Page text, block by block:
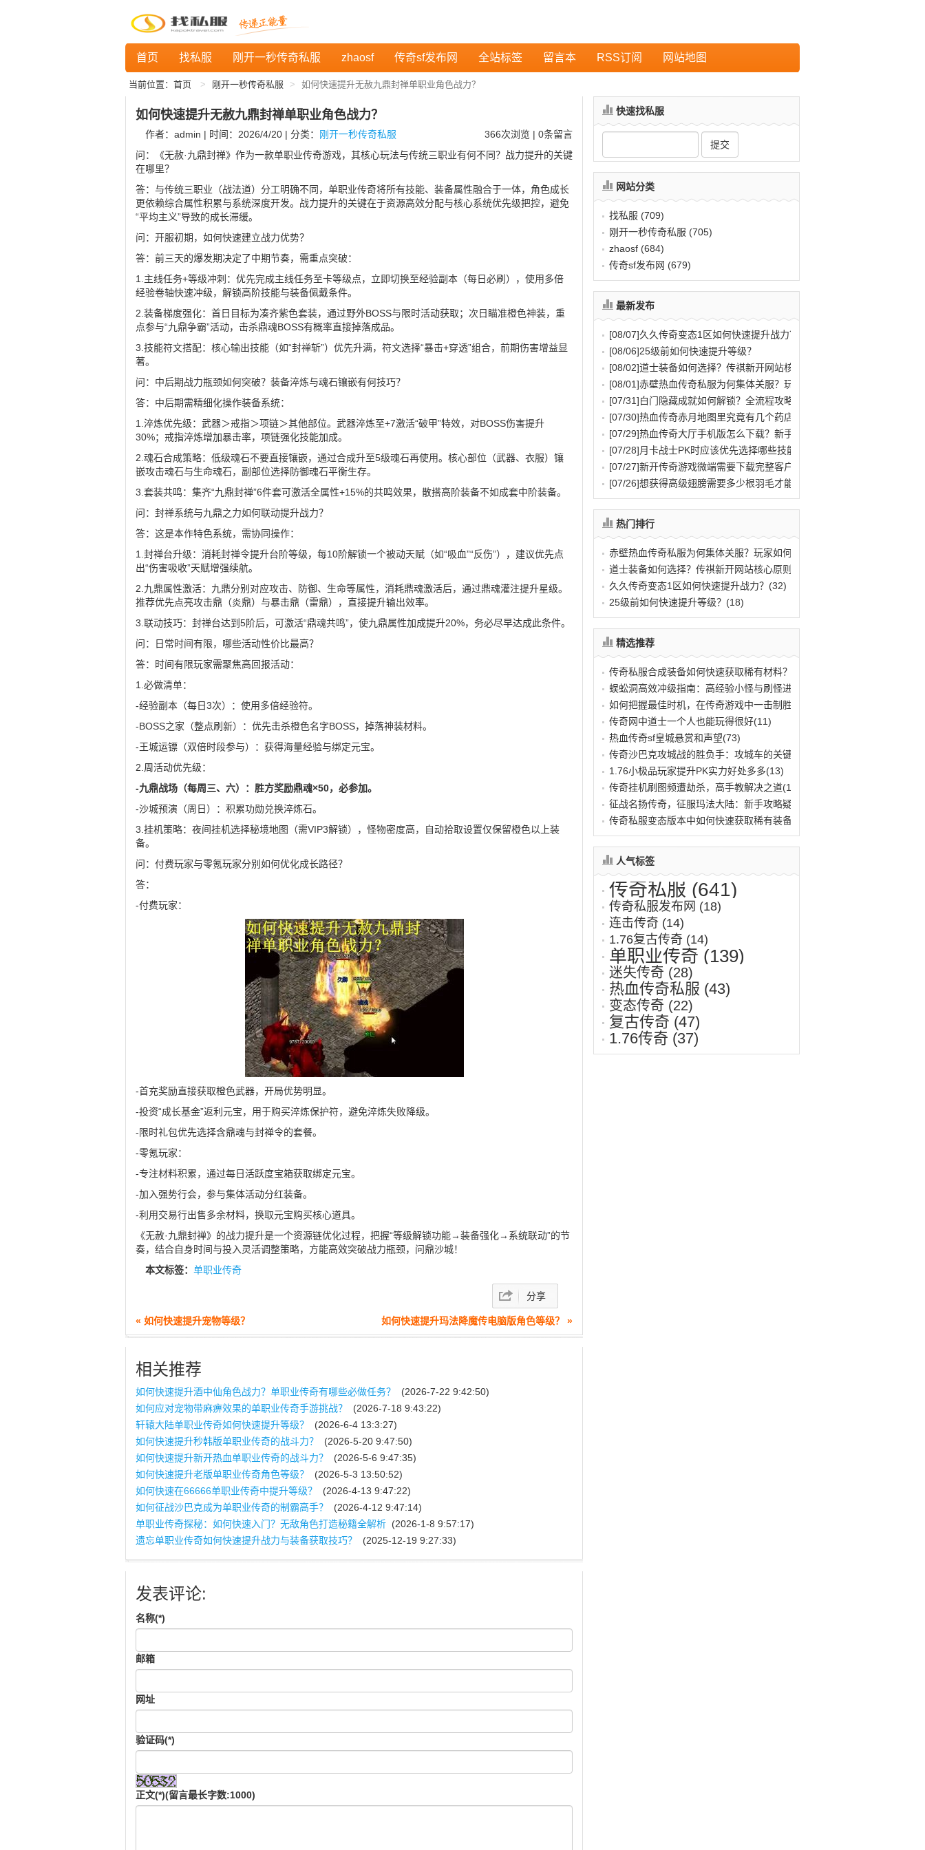
首页 找私服 刚开一秒传奇私服 zhaosf 传奇sf发布网 全站标签 留言本 RSS订阅 网站地图
当前位置： 首页 刚开一秒传奇私服 如何快速提升无赦九鼎封禅单职业角色战力？
如何快速提升无赦九鼎封禅单职业角色战力？
作者：admin | 时间：2026/4/20 | 分类： 刚开一秒传奇私服 366次浏览 | 0条留言
问：《无赦·九鼎封禅》作为一款单职业传奇游戏，其核心玩法与传统三职业有何不同？战力提升的关键
在哪里？
答：与传统三职业（战法道）分工明确不同，单职业传奇将所有技能、装备属性融合于一体，角色成长
更依赖综合属性积累与系统深度开发。战力提升的关键在于资源高效分配与核心系统优先级把控，避免
“平均主义”导致的成长滞缓。
问：开服初期，如何快速建立战力优势？
答：前三天的爆发期决定了中期节奏，需重点突破：
1.主线任务+等级冲刺：优先完成主线任务至卡等级点，立即切换至经验副本（每日必刷），使用多倍
经验卷轴快速冲级，解锁高阶技能与装备佩戴条件。
2.装备梯度强化：首日目标为凑齐紫色套装，通过野外BOSS与限时活动获取；次日瞄准橙色神装，重
点参与“九鼎争霸”活动，击杀鼎魂BOSS有概率直接掉落成品。
3.技能符文搭配：核心输出技能（如“封禅斩”）优先升满，符文选择“暴击+穿透”组合，前期伤害增益显
著。
问：中后期战力瓶颈如何突破？装备淬炼与魂石镶嵌有何技巧？
答：中后期需精细化操作装备系统：
1.淬炼优先级：武器＞戒指＞项链＞其他部位。武器淬炼至+7激活“破甲”特效，对BOSS伤害提升
30%；戒指淬炼增加暴击率，项链强化技能加成。
2.魂石合成策略：低级魂石不要直接镶嵌，通过合成升至5级魂石再使用。核心部位（武器、衣服）镶
嵌攻击魂石与生命魂石，副部位选择防御魂石平衡生存。
3.套装共鸣：集齐“九鼎封禅”6件套可激活全属性+15%的共鸣效果，散搭高阶装备不如成套中阶装备。
问：封禅系统与九鼎之力如何联动提升战力？
答：这是本作特色系统，需协同操作：
1.封禅台升级：消耗封禅令提升台阶等级，每10阶解锁一个被动天赋（如“吸血”“反伤”），建议优先点
出“伤害吸收”天赋增强续航。
2.九鼎属性激活：九鼎分别对应攻击、防御、生命等属性，消耗鼎魂激活后，通过鼎魂灌注提升星级。
推荐优先点亮攻击鼎（炎鼎）与暴击鼎（雷鼎），直接提升输出效率。
3.联动技巧：封禅台达到5阶后，可激活“鼎魂共鸣”，使九鼎属性加成提升20%，务必尽早达成此条件。
问：日常时间有限，哪些活动性价比最高？
答：时间有限玩家需聚焦高回报活动：
1.必做清单：
-经验副本（每日3次）：使用多倍经验符。
-BOSS之家（整点刷新）：优先击杀橙色名字BOSS，掉落神装材料。
-王城运镖（双倍时段参与）：获得海量经验与绑定元宝。
2.周活动优先级：
-九鼎战场（每周三、六）：胜方奖励鼎魂×50，必参加。
-沙城预演（周日）：积累功勋兑换淬炼石。
3.挂机策略：夜间挂机选择秘境地图（需VIP3解锁），怪物密度高，自动拾取设置仅保留橙色以上装
备。
问：付费玩家与零氪玩家分别如何优化成长路径？
答：
-付费玩家：
-首充奖励直接获取橙色武器，开局优势明显。
-投资“成长基金”返利元宝，用于购买淬炼保护符，避免淬炼失败降级。
-限时礼包优先选择含鼎魂与封禅令的套餐。
-零氪玩家：
-专注材料积累，通过每日活跃度宝箱获取绑定元宝。
-加入强势行会，参与集体活动分红装备。
-利用交易行出售多余材料，换取元宝购买核心道具。
《无赦·九鼎封禅》的战力提升是一个资源链优化过程，把握“等级解锁功能→装备强化→系统联动”的节
奏，结合自身时间与投入灵活调整策略，方能高效突破战力瓶颈，问鼎沙城！
本文标签： 单职业传奇
分享
« 如何快速提升宠物等级？ 如何快速提升玛法降魔传电脑版角色等级？ »
相关推荐
如何快速提升酒中仙角色战力？单职业传奇有哪些必做任务？
(2026-7-22 9:42:50)
如何应对宠物带麻痹效果的单职业传奇手游挑战？
(2026-7-18 9:43:22)
轩辕大陆单职业传奇如何快速提升等级？
(2026-6-4 13:3:27)
如何快速提升秒韩版单职业传奇的战斗力？
(2026-5-20 9:47:50)
如何快速提升新开热血单职业传奇的战斗力？
(2026-5-6 9:47:35)
如何快速提升老版单职业传奇角色等级？
(2026-5-3 13:50:52)
如何快速在66666单职业传奇中提升等级？
(2026-4-13 9:47:22)
如何征战沙巴克成为单职业传奇的制霸高手？
(2026-4-12 9:47:14)
单职业传奇探秘：如何快速入门？无敌角色打造秘籍全解析 (2026-1-8 9:57:17)
遗忘单职业传奇如何快速提升战力与装备获取技巧？
(2025-12-19 9:27:33)
发表评论:
名称(*)
邮箱
网址
验证码(*)
正文(*)(留言最长字数:1000)
快速找私服
网站分类
找私服 (709)
刚开一秒传奇私服 (705)
zhaosf (684)
传奇sf发布网 (679)
最新发布
[08/07]久久传奇变态1区如何快速提升战力？
[08/06]25级前如何快速提升等级？
[08/02]道士装备如何选择？传祺新开网站核心原则解析
[08/01]赤壁热血传奇私服为何集体关服？玩家如何应对？
[07/31]白门隐藏成就如何解锁？全流程攻略与秘密结局揭秘
[07/30]热血传奇赤月地图里究竟有几个药店位置？
[07/29]热血传奇大厅手机版怎么下载？新手快速入门攻略全解析？
[07/28]月卡战士PK时应该优先选择哪些技能？
[07/27]新开传奇游戏微端需要下载完整客户端才能玩吗？
[07/26]想获得高级翅膀需要多少根羽毛才能合成？
热门排行
赤壁热血传奇私服为何集体关服？玩家如何应(77)
道士装备如何选择？传祺新开网站核心原则解(40)
久久传奇变态1区如何快速提升战力？(32)
25级前如何快速提升等级？(18)
精选推荐
传奇私服合成装备如何快速获取稀有材料？(776)
蜈蚣洞高效冲级指南：高经验小怪与刷怪进阶(669)
如何把握最佳时机，在传奇游戏中一击制胜？(583)
传奇网中道士一个人也能玩得很好(11)
热血传奇sf皇城悬赏和声望(73)
传奇沙巴克攻城战的胜负手：攻城车的关键作(620)
1.76小极品玩家提升PK实力好处多多(13)
传奇挂机刷图频遭劫杀，高手教解决之道(11)
征战名扬传奇，征服玛法大陆：新手攻略疑难(518)
传奇私服变态版本中如何快速获取稀有装备与(759)
人气标签
传奇私服 (641)
传奇私服发布网 (18)
连击传奇 (14)
1.76复古传奇 (14)
单职业传奇 (139)
迷失传奇 (28)
热血传奇私服 (43)
变态传奇 (22)
复古传奇 (47)
1.76传奇 (37)